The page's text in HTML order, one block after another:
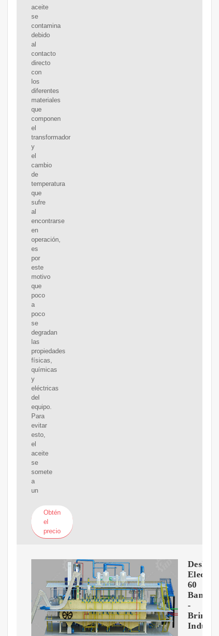
aceite
se
contamina
debido
al
contacto
directo
con
los
diferentes
materiales
que
componen
el
transformador
y
el
cambio
de
temperatura
que
sufre
al
encontrarse
en
operación,
es
por
este
motivo
que
poco
a
poco
se
degradan
las
propiedades
físicas,
químicas
y
eléctricas
del
equipo.
Para
evitar
esto,
el
aceite
se
somete
a
un
Obtén
el
precio
60
-
Brimali